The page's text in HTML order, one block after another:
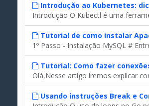
Introdução ao Kubernetes:
Introdução O Kubectl é uma
Tutorial de como instalar
1º Passo - Instalação MySQL #
Tutorial: Como fazer
Olá,Nesse artigo iremos explicar
Usando instruções Break e